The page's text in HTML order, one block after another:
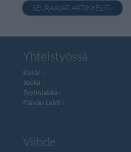
SEURAAVAT ARTIKKELIT ›
Yhteistyössä
Kesä!
Jocka
Tyyliniekka
Päivän Lehti
Viihde